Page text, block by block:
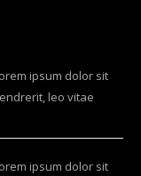
ipsum dolor sit
leo vitae
ipsum dolor sit